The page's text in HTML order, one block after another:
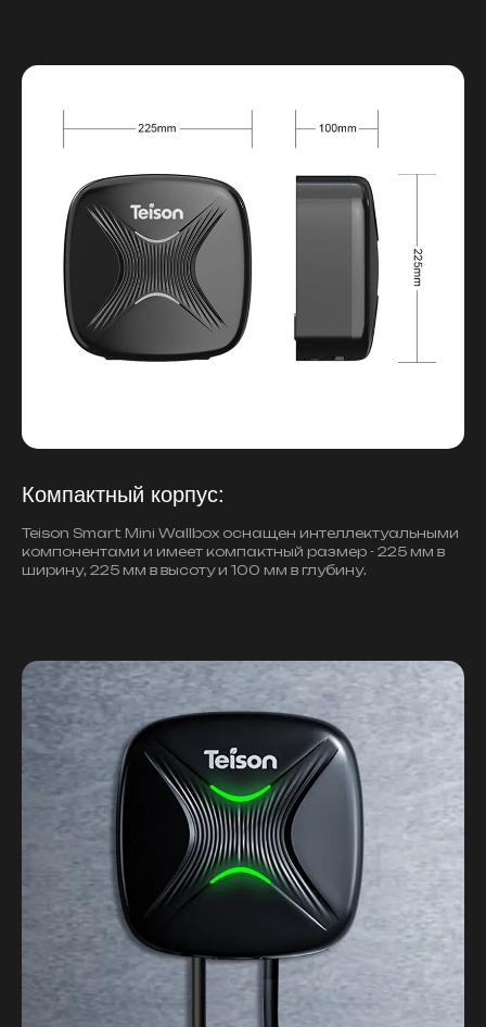
Компактный корпус:
Teison Smart Mini Wallbox оснащен интеллектуальными
компонентами и имеет компактный размер - 225 мм в
ширину, 225 мм в высоту и 100 мм в глубину.